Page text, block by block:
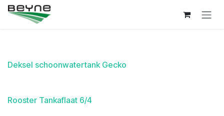
Overslaan naar inhoud
Deksel schoonwatertank Gecko
Rooster Tankaflaat 6/4